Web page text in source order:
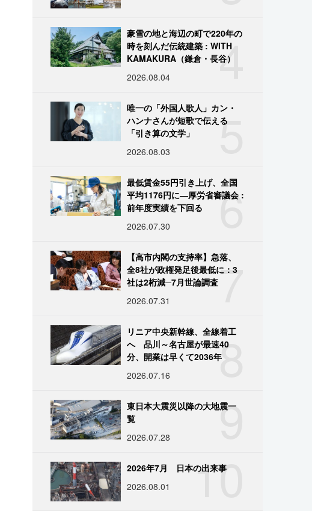
4
豪雪の地と海辺の町で220年の
時を刻んだ伝統建築 : WITH
KAMAKURA（鎌倉・長谷）
2026.08.04
5
唯一の「外国人歌人」カン・
ハンナさんが短歌で伝える
「引き算の文学」
2026.08.03
6
最低賃金55円引き上げ、全国
平均1176円に―厚労省審議会 :
前年度実績を下回る
2026.07.30
7
【高市内閣の支持率】急落、
全8社が政権発足後最低に：3
社は2桁減─7月世論調査
2026.07.31
8
リニア中央新幹線、全線着工
へ 品川～名古屋が最速40
分、開業は早くて2036年
2026.07.16
9
東日本大震災以降の大地震一
覧
2026.07.28
10
2026年7月 日本の出来事
2026.08.01